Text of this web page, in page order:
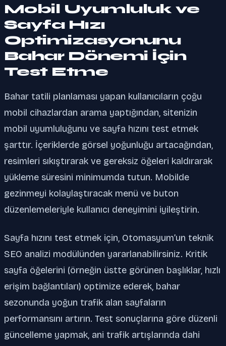
Mobil Uyumluluk ve
Sayfa Hızı
Optimizasyonunu
Bahar Dönemi İçin
Test Etme
Bahar tatili planlaması yapan kullanıcıların çoğu
mobil cihazlardan arama yaptığından, sitenizin
mobil uyumluluğunu ve sayfa hızını test etmek
şarttır. İçeriklerde görsel yoğunluğu artacağından,
resimleri sıkıştırarak ve gereksiz öğeleri kaldırarak
yükleme süresini minimumda tutun. Mobilde
gezinmeyi kolaylaştıracak menü ve buton
düzenlemeleriyle kullanıcı deneyimini iyileştirin.
Sayfa hızını test etmek için, Otomasyum’un teknik
SEO analizi modülünden yararlanabilirsiniz. Kritik
sayfa öğelerini (örneğin üstte görünen başlıklar, hızlı
erişim bağlantıları) optimize ederek, bahar
sezonunda yoğun trafik alan sayfaların
performansını artırın. Test sonuçlarına göre düzenli
güncelleme yapmak, ani trafik artışlarında dahi